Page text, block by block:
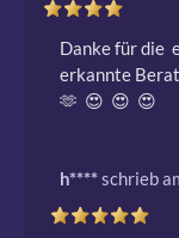
Danke für die
erkannte
🫶  😍  😍  😍
h****schrieb